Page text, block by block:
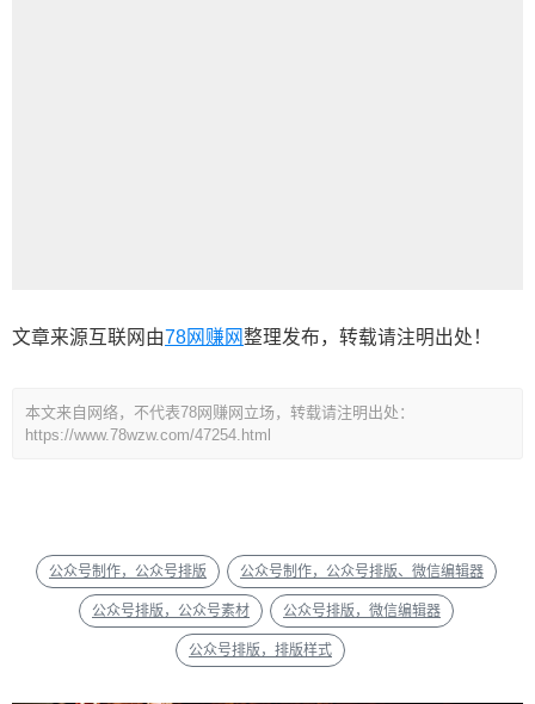
文章来源互联网由78网赚网整理发布，转载请注明出处！
本文来自网络，不代表78网赚网立场，转载请注明出处：
https://www.78wzw.com/47254.html
公众号制作，公众号排版 公众号制作，公众号排版、微信编辑器
公众号排版，公众号素材 公众号排版，微信编辑器
公众号排版，排版样式